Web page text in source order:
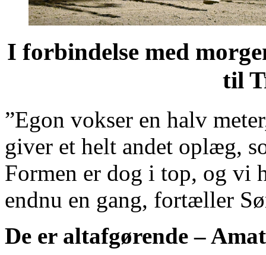
I forbindelse med
til
”Egon vokser en halv
giver et helt andet oplæg,
Formen er dog i top, og vi
endnu en gang, fortæller
De er altafgørende –